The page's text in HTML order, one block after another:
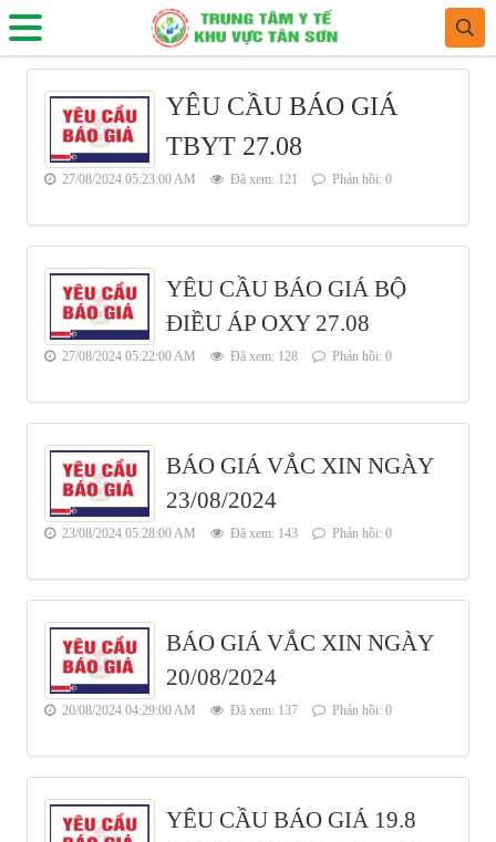
YÊU CẦU BÁO GIÁ
TBYT 27.08
27/08/2024 05:23:00 AM Đã xem: 121 Phản hồi: 0
YÊU CẦU BÁO GIÁ BỘ
ĐIỀU ÁP OXY 27.08
27/08/2024 05:22:00 AM Đã xem: 128 Phản hồi: 0
BÁO GIÁ VẮC XIN NGÀY
23/08/2024
23/08/2024 05:28:00 AM Đã xem: 143 Phản hồi: 0
BÁO GIÁ VẮC XIN NGÀY
20/08/2024
20/08/2024 04:29:00 AM Đã xem: 137 Phản hồi: 0
YÊU CẦU BÁO GIÁ 19.8